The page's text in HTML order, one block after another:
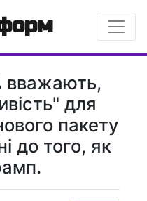
вважають,
для
пакету
до того, як